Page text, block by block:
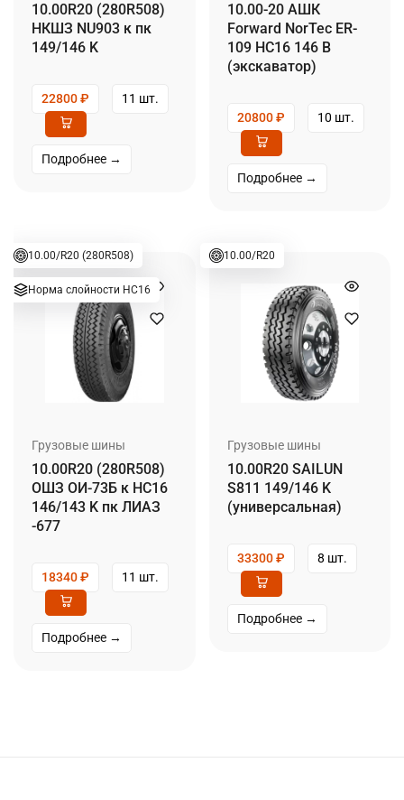
10.00R20 (280R508)
НКШЗ NU903 к пк
149/146 K
22800₽ 11 шт.
Подробнее →
10.00-20 АШК
Forward NorTec ER-
109 НС16 146 B
(экскаватор)
20800₽ 10 шт.
Подробнее →
10.00/R20 (280R508)
Норма слойности НС16
Грузовые шины
10.00R20 (280R508)
ОШЗ ОИ-73Б к НС16
146/143 K пк ЛИАЗ
-677
18340₽ 11 шт.
Подробнее →
10.00/R20
Грузовые шины
10.00R20 SAILUN
S811 149/146 K
(универсальная)
33300₽ 8 шт.
Подробнее →